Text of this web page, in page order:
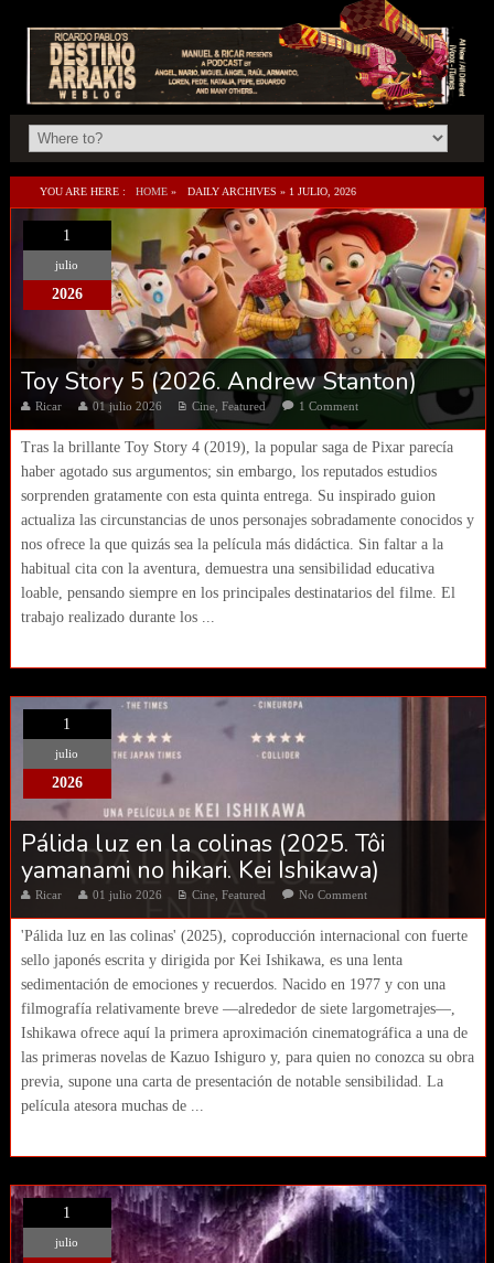
YOU ARE HERE : HOME » DAILY ARCHIVES » 1 JULIO, 2026
1
julio
2026
Toy Story 5 (2026. Andrew Stanton)
Ricar 01 julio 2026 Cine, Featured 1 Comment
Tras la brillante Toy Story 4 (2019), la popular saga de Pixar parecía
haber agotado sus argumentos; sin embargo, los reputados estudios
sorprenden gratamente con esta quinta entrega. Su inspirado guion
actualiza las circunstancias de unos personajes sobradamente conocidos y
nos ofrece la que quizás sea la película más didáctica. Sin faltar a la
habitual cita con la aventura, demuestra una sensibilidad educativa
loable, pensando siempre en los principales destinatarios del filme. El
trabajo realizado durante los ...
1
julio
2026
Pálida luz en la colinas (2025. Tôi
yamanami no hikari. Kei Ishikawa)
Ricar 01 julio 2026 Cine, Featured No Comment
'Pálida luz en las colinas' (2025), coproducción internacional con fuerte
sello japonés escrita y dirigida por Kei Ishikawa, es una lenta
sedimentación de emociones y recuerdos. Nacido en 1977 y con una
filmografía relativamente breve —alrededor de siete largometrajes—,
Ishikawa ofrece aquí la primera aproximación cinematográfica a una de
las primeras novelas de Kazuo Ishiguro y, para quien no conozca su obra
previa, supone una carta de presentación de notable sensibilidad. La
película atesora muchas de ...
1
julio